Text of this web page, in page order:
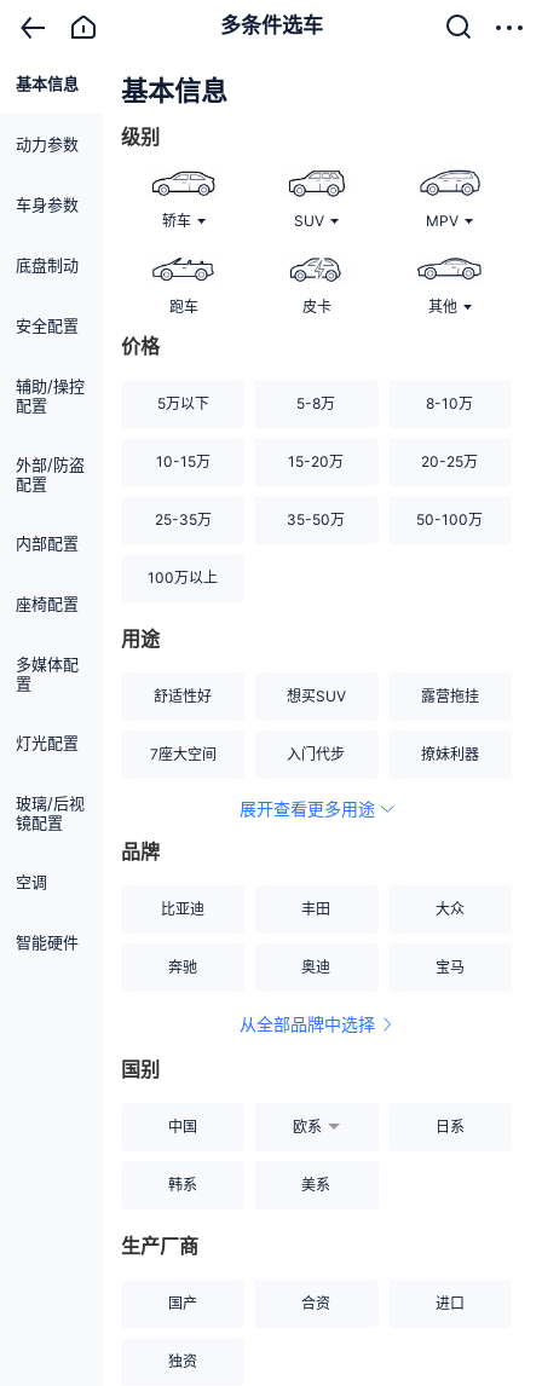
多条件选车
基本信息
动力参数
车身参数
底盘制动
安全配置
辅助/操控
配置
外部/防盗
配置
内部配置
座椅配置
多媒体配
置
灯光配置
玻璃/后视
镜配置
空调
智能硬件
基本信息
级别
轿车 SUV MPV
跑车 皮卡 其他
价格
5万以下 5-8万 8-10万
10-15万 15-20万 20-25万
25-35万 35-50万 50-100万
100万以上
用途
舒适性好 想买SUV 露营拖挂
7座大空间 入门代步 撩妹利器
空间宽敞
展开查看更多用途
品牌
比亚迪 丰田 大众
奔驰 奥迪 宝马
从全部品牌中选择
国别
中国 欧系 日系
韩系 美系
生产厂商
国产 合资 进口
独资